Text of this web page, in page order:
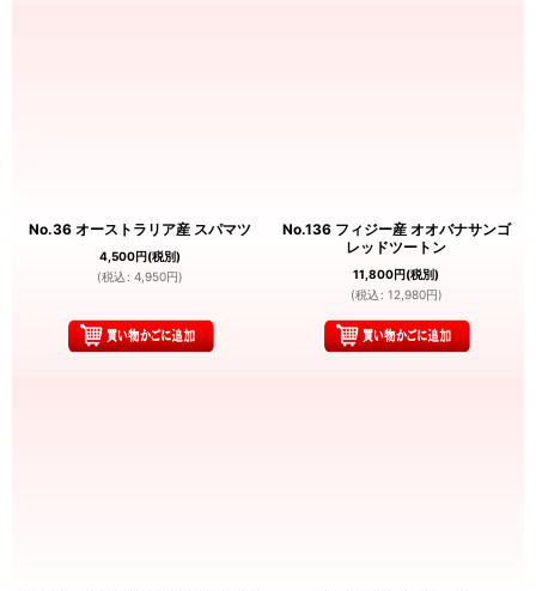
No.36 オーストラリア産 スパマツ
4,500円(税別)
(税込 : 4,950円)
No.136 フィジー産 オオバナサンゴ
レッドツートン
11,800円(税別)
(税込 : 12,980円)